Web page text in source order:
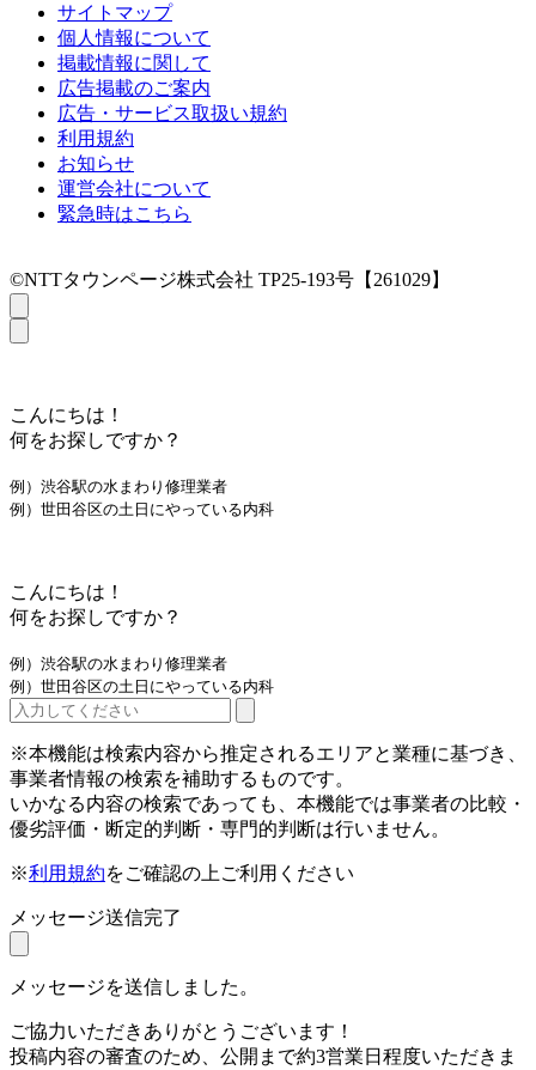
サイトマップ
個人情報について
掲載情報に関して
広告掲載のご案内
広告・サービス取扱い規約
利用規約
お知らせ
運営会社について
緊急時はこちら
©NTTタウンページ株式会社 TP25-193号【261029】
こんにちは！
何をお探しですか？
例）渋谷駅の水まわり修理業者
例）世田谷区の土日にやっている内科
こんにちは！
何をお探しですか？
例）渋谷駅の水まわり修理業者
例）世田谷区の土日にやっている内科
※本機能は検索内容から推定されるエリアと業種に基づき、
事業者情報の検索を補助するものです。
いかなる内容の検索であっても、本機能では事業者の比較・
優劣評価・断定的判断・専門的判断は行いません。
※利用規約をご確認の上ご利用ください
メッセージ送信完了
メッセージを送信しました。
ご協力いただきありがとうございます！
投稿内容の審査のため、公開まで約3営業日程度いただきま